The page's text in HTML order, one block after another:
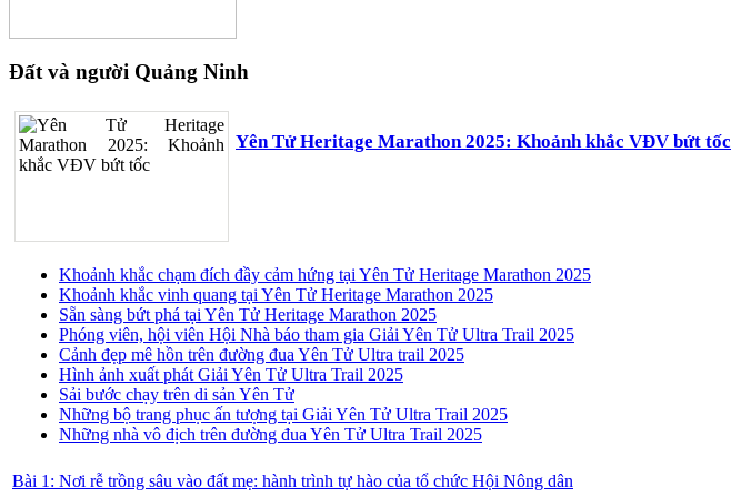
Đất và người Quảng Ninh
Yên Tử Heritage Marathon 2025: Khoảnh khắc VĐV bứt tốc
Khoảnh khắc chạm đích đầy cảm hứng tại Yên Tử Heritage Marathon 2025
Khoảnh khắc vinh quang tại Yên Tử Heritage Marathon 2025
Sẵn sàng bứt phá tại Yên Tử Heritage Marathon 2025
Phóng viên, hội viên Hội Nhà báo tham gia Giải Yên Tử Ultra Trail 2025
Cảnh đẹp mê hồn trên đường đua Yên Tử Ultra trail 2025
Hình ảnh xuất phát Giải Yên Tử Ultra Trail 2025
Sải bước chạy trên di sản Yên Tử
Những bộ trang phục ấn tượng tại Giải Yên Tử Ultra Trail 2025
Những nhà vô địch trên đường đua Yên Tử Ultra Trail 2025
Bài 1: Nơi rễ trồng sâu vào đất mẹ: hành trình tự hào của tổ chức Hội Nông dân